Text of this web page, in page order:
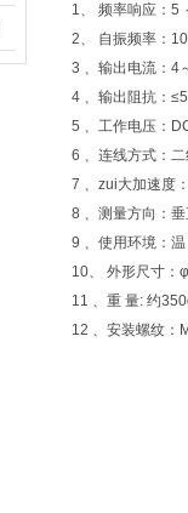
1、 频率响应：5
2、 自振频率：
3 、输出电流：4
4 、输出阻抗：
5 、工作电压：
6 、连线方式：
7 、zui大加速度
8 、测量方向：
9 、使用环境：
10、 外形尺寸：
11 、重 量: 约
12 、安装螺纹：